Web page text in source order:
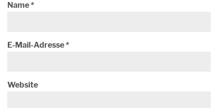
Name*
E-Mail-Adresse*
Website